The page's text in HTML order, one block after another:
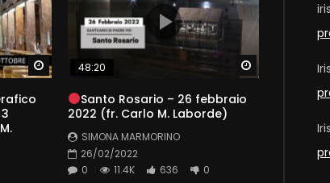
Watch Later
48:20
Santo Rosario – 26 febbraio
2022 (fr. Carlo M. Laborde)
SIMONA MARMORINO
26/02/2022
0
11.4K 636 0
iris
Iris
Iris